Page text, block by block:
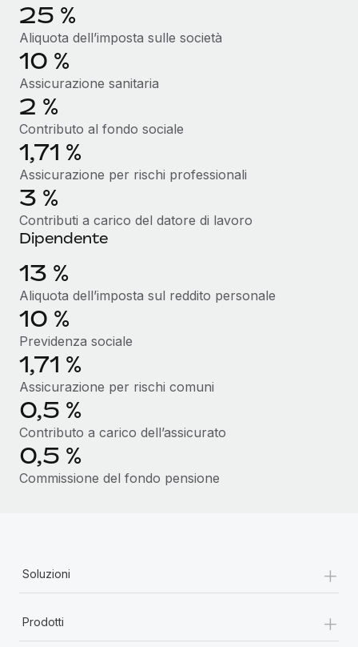
25 %
Aliquota dell’imposta sulle società
10 %
Assicurazione sanitaria
2 %
Contributo al fondo sociale
1,71 %
Assicurazione per rischi professionali
3 %
Contributi a carico del datore di lavoro
Dipendente
13 %
Aliquota dell’imposta sul reddito personale
10 %
Previdenza sociale
1,71 %
Assicurazione per rischi comuni
0,5 %
Contributo a carico dell’assicurato
0,5 %
Commissione del fondo pensione
Soluzioni +
Prodotti +